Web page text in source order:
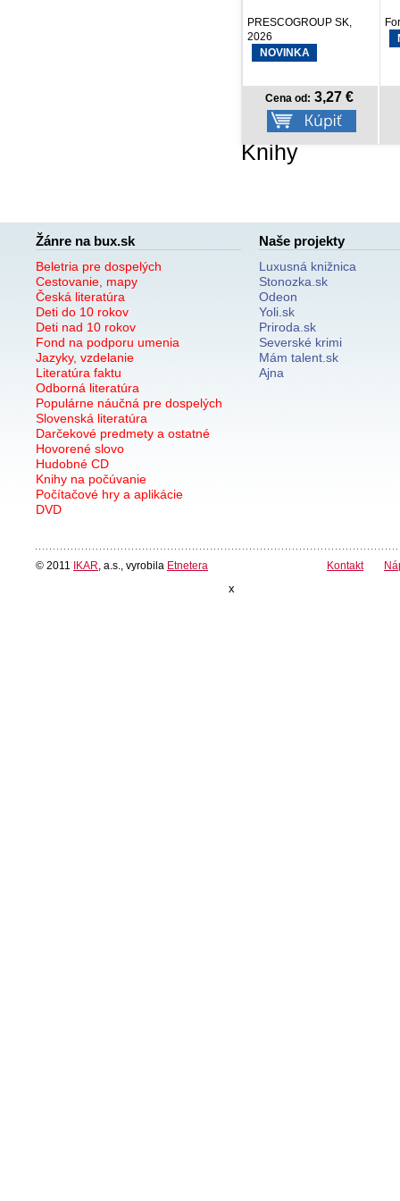
Fortuna Libri, 2026
NOVINKA
Cena od: 7,42 €
Knihy
Žánre na bux.sk
Beletria pre dospelých
Cestovanie, mapy
Česká literatúra
Deti do 10 rokov
Deti nad 10 rokov
Fond na podporu umenia
Jazyky, vzdelanie
Literatúra faktu
Odborná literatúra
Populárne náučná pre dospelých
Slovenská literatúra
Darčekové predmety a ostatné
Hovorené slovo
Hudobné CD
Knihy na počúvanie
Počítačové hry a aplikácie
DVD
Naše projekty
Luxusná knižnica
Stonozka.sk
Odeon
Yoli.sk
Priroda.sk
Severské krimi
Mám talent.sk
Ajna
© 2011 IKAR , a.s., vyrobila Etnetera Kontakt
x